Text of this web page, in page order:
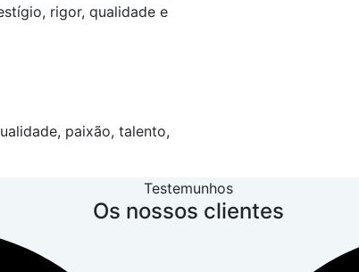
rigor, qualidade e
paixão, talento,
Testemunhos
Os nossos clientes